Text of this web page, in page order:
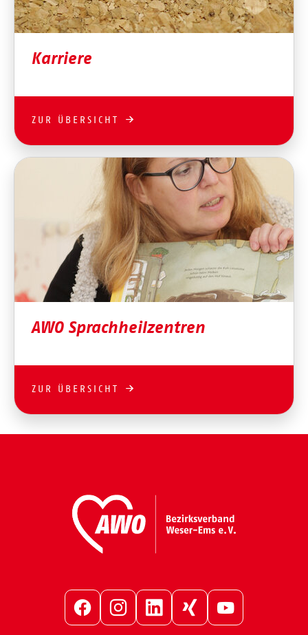
Karriere
ZUR ÜBERSICHT
AWO Sprachheilzentren
ZUR ÜBERSICHT
FacebookInstagramLinkedInXing YouTube